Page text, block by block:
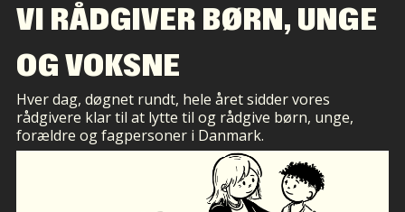
VI RÅDGIVER BØRN, UNGE
OG VOKSNE
Hver dag, døgnet rundt, hele året sidder vores
rådgivere klar til at lytte til og rådgive børn, unge,
forældre og fagpersoner i Danmark.